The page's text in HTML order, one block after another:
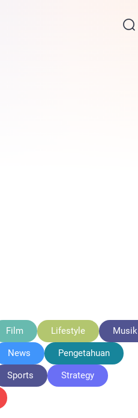
Film Lifestyle Musik
News Pengetahuan
Sports Strategy